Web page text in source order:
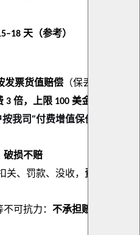
天（参考）
发票货值赔偿 （保丢不保
3 倍，上限 100 美金。
我司“付费增值保价服务”作
破损不赔
关、罚款、没收， 责任由发货
可抗力： 不承担赔偿，运费